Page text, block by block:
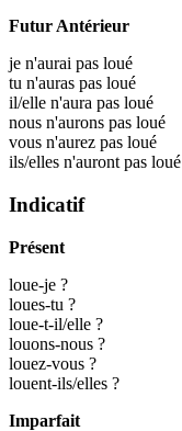
Futur Antérieur
je n'aurai pas loué
tu n'auras pas loué
il/elle n'aura pas loué
nous n'aurons pas loué
vous n'aurez pas loué
ils/elles n'auront pas loué
Indicatif
Présent
loue-je ?
loues-tu ?
loue-t-il/elle ?
louons-nous ?
louez-vous ?
louent-ils/elles ?
Imparfait